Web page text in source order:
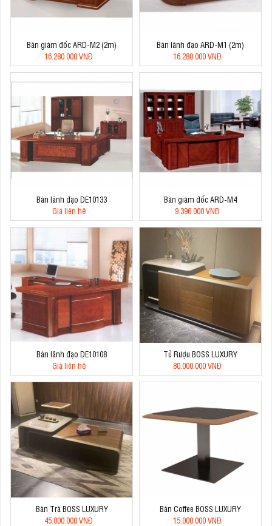
Bàn giám đốc ARD-M2 (2m)
16.280.000 VNĐ
Bàn lãnh đạo ARD-M1 (2m)
16.280.000 VNĐ
Bàn lãnh đạo DE10133
Giá liên hệ
Bàn giám đốc ARD-M4
9.396.000 VNĐ
Bàn lãnh đạo DE10108
Giá liên hệ
Tủ Rượu BOSS LUXURY
80.000.000 VNĐ
Bàn Trà BOSS LUXURY
45.000.000 VNĐ
Bàn Coffee BOSS LUXURY
15.000.000 VNĐ